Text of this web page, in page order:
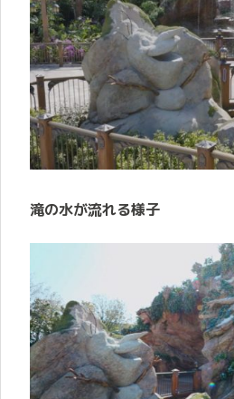
滝の水が流れる様子